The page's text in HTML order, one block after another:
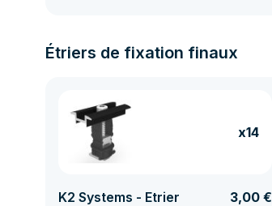
Étriers de fixation finaux
x14
K2 Systems - Etrier
3,00 €